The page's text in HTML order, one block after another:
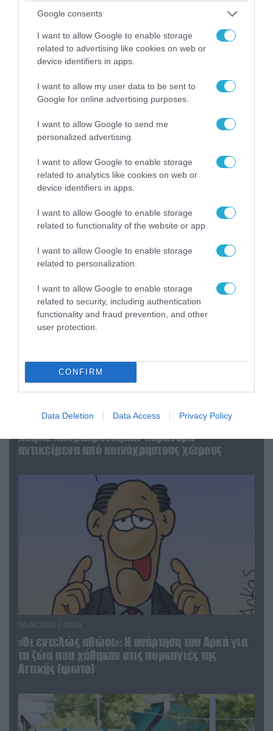
Google consents
I want to allow Google to enable storage
related to advertising like cookies on web or
device identifiers in apps.
I want to allow my user data to be sent to
Google for online advertising purposes.
I want to allow Google to send me
personalized advertising.
I want to allow Google to enable storage
related to analytics like cookies on web or
device identifiers in apps.
I want to allow Google to enable storage
related to functionality of the website or app.
I want to allow Google to enable storage
related to personalization.
I want to allow Google to enable storage
related to security, including authentication
functionality and fraud prevention, and other
user protection.
CONFIRM
Data Deletion Data Access Privacy Policy
Ανησυχία στην Δύση: H Ρωσία εξοπλίζει τα Su-
57 με νέους πυραύλους που «κυνηγούν» τον
στόχο μέσα από παρεμβολές!
«Επιχείρηση ελεύθερα πεζοδρόμια» στην
Αθήνα: Απομακρύνθηκαν παράνομα
αντικείμενα από κοινόχρηστους χώρους
06.08.2026 | 09:03
«Οι εντελώς αθώοι»: Η ανάρτηση του Αρκά για
τα ζώα που χάθηκαν στις πυρκαγιές της
Αττικής (φωτο)